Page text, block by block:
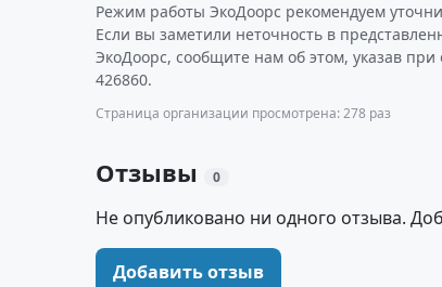
Режим работы ЭкоДоорс рекомендуем
Если вы заметили неточность в
ЭкоДоорс, сообщите нам об этом, указав
426860.
Страница организации просмотрена: 278 раз
Отзывы 0
Не опубликовано ни одного отзыва.
Добавить отзыв